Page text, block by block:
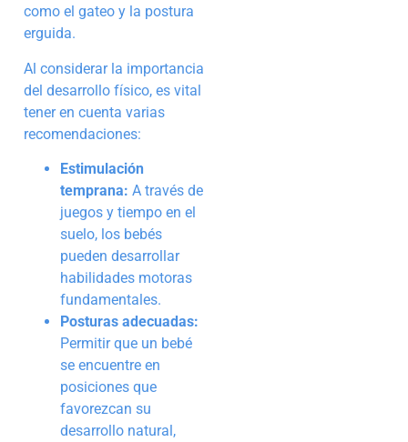
como el gateo y la postura
erguida.
Al considerar la importancia
del desarrollo físico, es vital
tener en cuenta varias
recomendaciones:
Estimulación
temprana: A través de
juegos y tiempo en el
suelo, los bebés
pueden desarrollar
habilidades motoras
fundamentales.
Posturas adecuadas:
Permitir que un bebé
se encuentre en
posiciones que
favorezcan su
desarrollo natural,